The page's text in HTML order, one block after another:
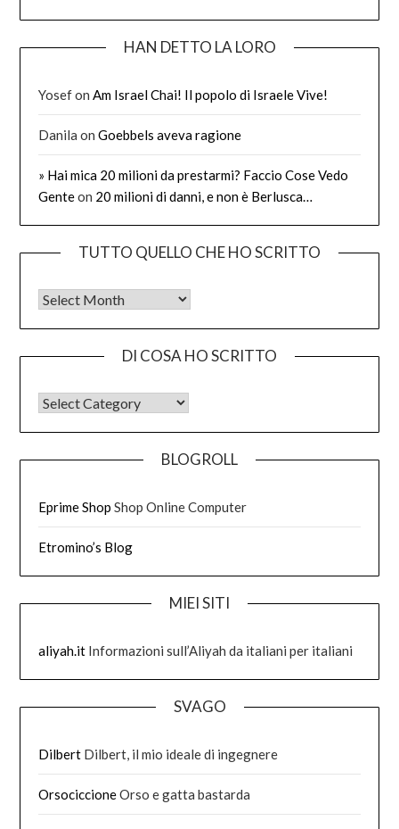
HAN DETTO LA LORO
YosefonAm Israel Chai! Il popolo di Israele Vive!
Danila onGoebbels aveva ragione
» Hai mica 20 milioni da prestarmi? Faccio Cose Vedo
Genteon 20 milioni di danni, e non è Berlusca…
TUTTO QUELLO CHE HO SCRITTO
Tutto quello che ho scritto
DI COSA HO SCRITTO
DI COSA HO SCRITTO
BLOGROLL
Eprime Shop Shop Online Computer
Etromino’s Blog
MIEI SITI
aliyah.it Informazioni sull’Aliyah da italiani per italiani
SVAGO
Dilbert Dilbert, il mio ideale di ingegnere
OrsociccioneOrso e gatta bastarda